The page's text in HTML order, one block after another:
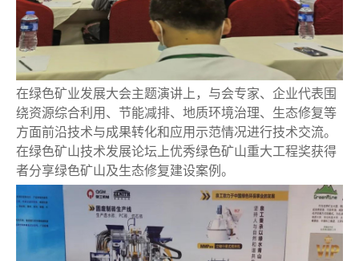
在绿色矿业发展大会主题演讲上，与会专家、企业代表围
绕资源综合利用、节能减排、地质环境治理、生态修复等
方面前沿技术与成果转化和应用示范情况进行技术交流。
在绿色矿山技术发展论坛上优秀绿色矿山重大工程奖获得
者分享绿色矿山及生态修复建设案例。